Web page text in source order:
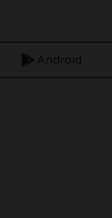
Android